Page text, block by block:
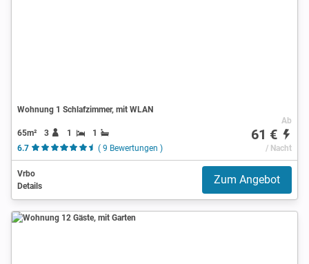
Wohnung 1 Schlafzimmer, mit WLAN
65m² 3 1
1
6.7
( 9 Bewertungen )
Ab
61 €
/ Nacht
Vrbo
Details
Zum Angebot